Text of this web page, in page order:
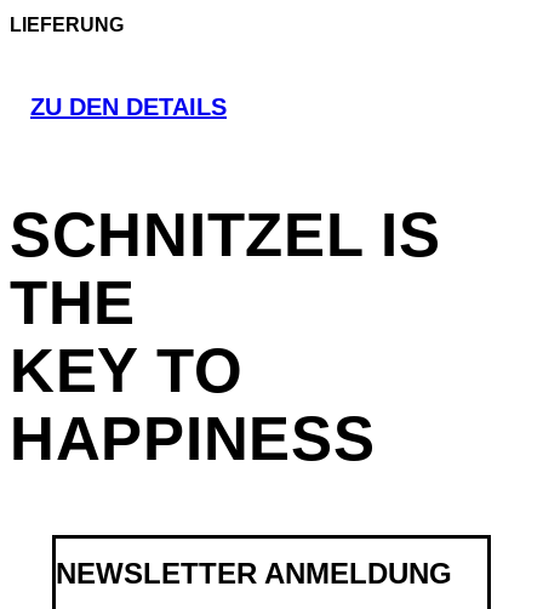
LIEFERUNG
ZU DEN DETAILS
SCHNITZEL IS
THE
KEY TO
HAPPINESS
NEWSLETTER ANMELDUNG